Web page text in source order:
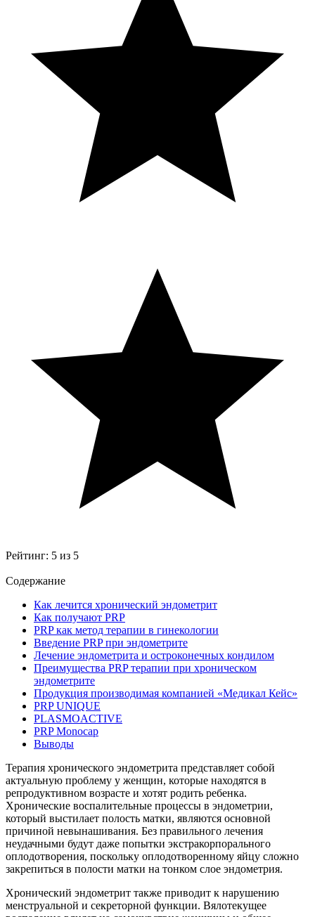
Рейтинг: 5 из 5
Содержание
Как лечится хронический эндометрит
Как получают PRP
PRP как метод терапии в гинекологии
Введение PRP при эндометрите
Лечение эндометрита и остроконечных кондилом
Преимущества PRP терапии при хроническом
эндометрите
Продукция производимая компанией «Медикал Кейс»
PRP UNIQUE
PLASMOACTIVE
PRP Monocap
Выводы
Терапия хронического эндометрита представляет собой
актуальную проблему у женщин, которые находятся в
репродуктивном возрасте и хотят родить ребенка.
Хронические воспалительные процессы в эндометрии,
который выстилает полость матки, являются основной
причиной невынашивания. Без правильного лечения
неудачными будут даже попытки экстракорпорального
оплодотворения, поскольку оплодотворенному яйцу сложно
закрепиться в полости матки на тонком слое эндометрия.
Хронический эндометрит также приводит к нарушению
менструальной и секреторной функции. Вялотекущее